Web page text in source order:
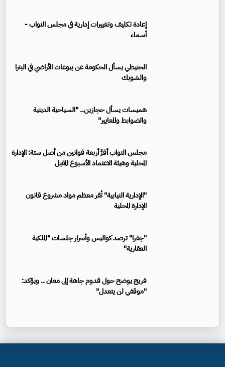
إعادة تكليف وتغييرات إدارية في مجلس النواب -
أسماء
الحنيطي يسأل الحكومة عن بيوعات الأراضي في البترا
والشوبك
هميسات يسأل حجازين.. "السياحية الدينية
والضوابط والمعايير"
مجلس النواب أقرَّ أربعة قوانين من أصل ستة: الإدارة
المحلية وهيئة الاعتماد الأسبوع المقبل
"الإدارية النيابية" تُقر معظم مواد مشروع قانون
الإدارة المحلية
"جفرا" ترصد كواليس وأسرار جلسات "الملكية
العقارية"
فريج يوضح حول قدوم جاهة إلى معان .. ويؤكد:
"موقفي لن يتعدل"